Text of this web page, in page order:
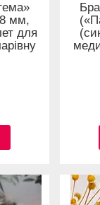
мм,
для